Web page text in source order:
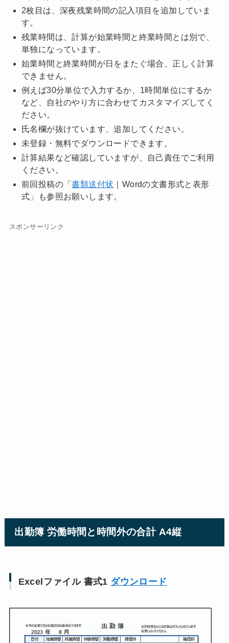
2枚目は、深夜残業時間の記入項目を追加していま
す。
残業時間は、計算が始業時間と終業時間とは別で、
単独になっています。
始業時間と終業時間が日をまたぐ場合、正しく計算
できません。
例えば30分単位で入力するか、1時間単位にするか
など、自社のやり方に合わせてカスタマイズしてく
ださい。
氏名欄が抜けています、追加してください。
未登録・無料でダウンロードできます。
計算結果など確認していますが、自己責任でご利用
ください。
前回投稿の「書類送付状 ｜Wordの文書形式と表形
式」も参照お願いします。
スポンサーリンク
出勤簿 労働時間と時間外の合計 A4縦
Excelファイル 書式1 ダウンロード